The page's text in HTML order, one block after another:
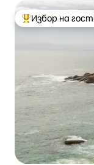
Най-популярен
Избор на